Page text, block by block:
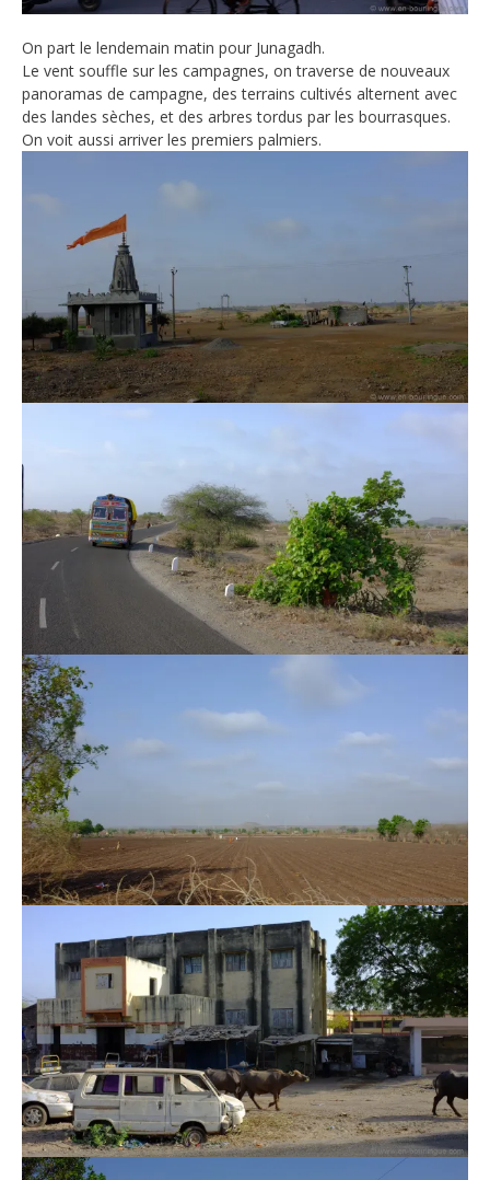
On part le lendemain matin pour Junagadh.
Le vent souffle sur les campagnes, on traverse de nouveaux
panoramas de campagne, des terrains cultivés alternent avec
des landes sèches, et des arbres tordus par les bourrasques.
On voit aussi arriver les premiers palmiers.